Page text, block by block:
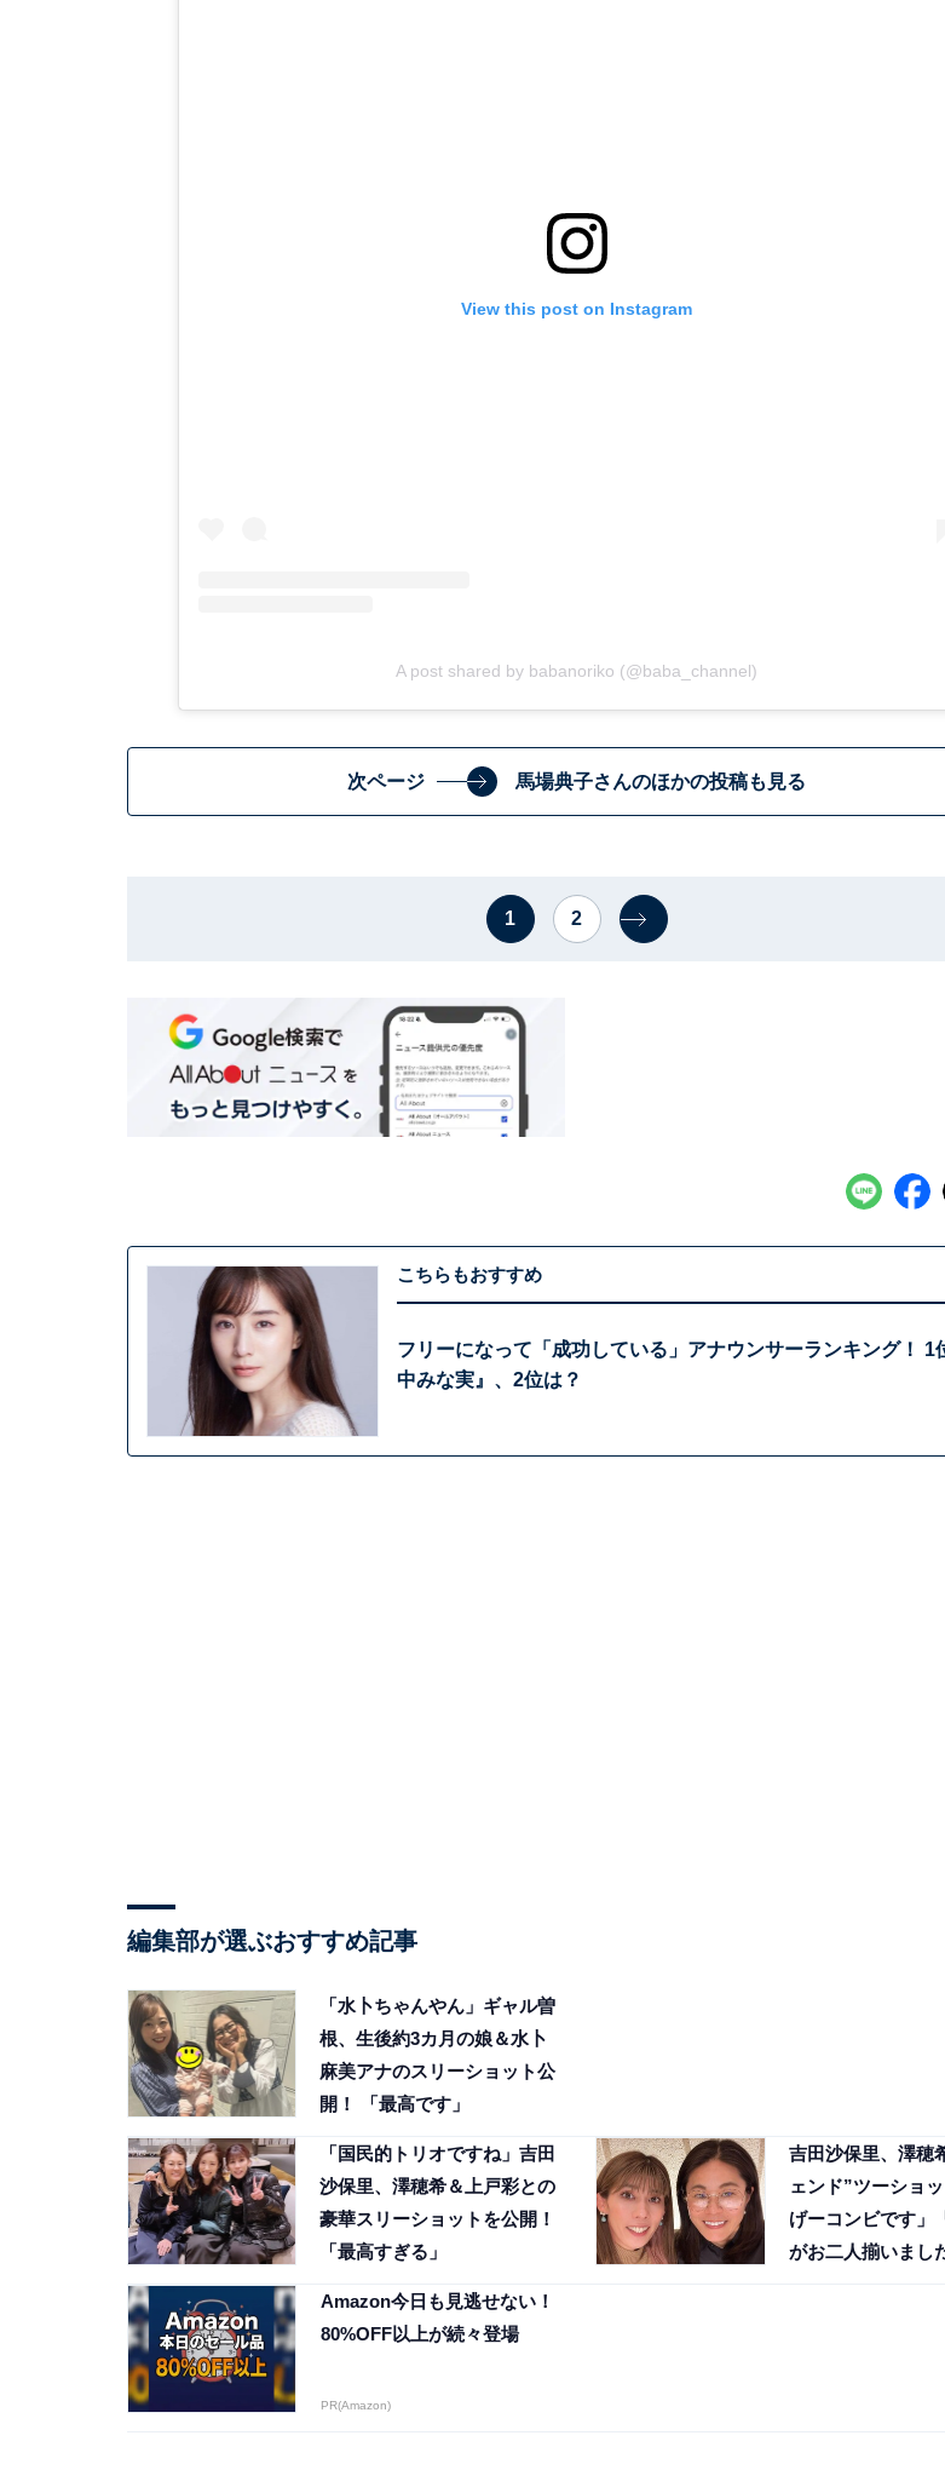
View this post on Instagram
A post shared by babanoriko (@baba_channel)
次ページ 馬場典子さんのほかの投稿も見る
1 2
こちらもおすすめ
フリーになって「成功している」アナウンサーランキング！ 1
中みな実』、2位は？
編集部が選ぶおすすめ記事
「水卜ちゃんやん」ギャル曽
根、生後約3カ月の娘＆水卜
麻美アナのスリーショット公
開！ 「最高です」
「国民的トリオですね」吉田
沙保里、澤穂希＆上戸彩との
豪華スリーショットを公開！
「最高すぎる」
吉田沙保里、澤穂
ェンド”ツーショ
げーコンビです」
がお二人揃いまし
Amazon今日も見逃せない！
80%OFF以上が続々登場
PR(Amazon)